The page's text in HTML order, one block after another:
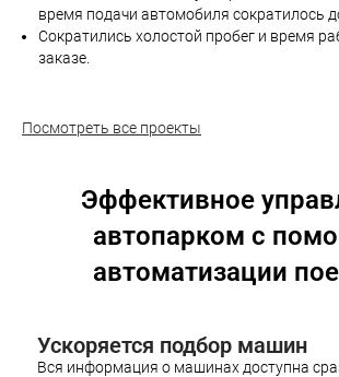
время подачи автомобиля сократилось
Сократились холостой пробег и время
заказе.
Посмотреть все проекты
Эффективное
автопарком с
автоматизации
Ускоряется подбор машин
Вся информация о машинах доступна